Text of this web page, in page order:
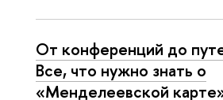
От конференций до
Все, что нужно знать о
«Менделеевской